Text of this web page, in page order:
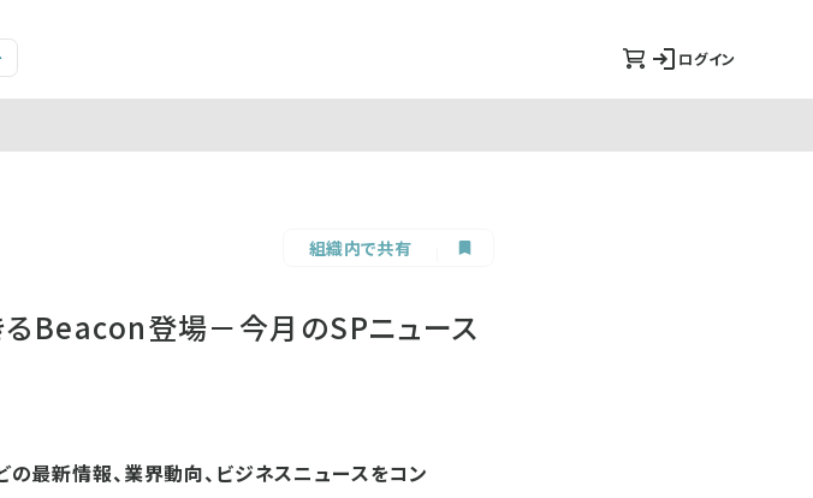
ログイン
組織内で共有
るBeacon登場－今月のSPニュース
最新情報、業界動向、ビジネスニュースをコン